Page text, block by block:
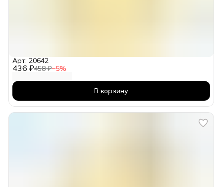
436 ₽458 ₽−5%
Арт: 20642
В корзину